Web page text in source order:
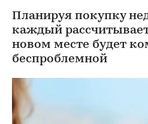
Планируя покупку
каждый
новом месте будет
беспроблемной